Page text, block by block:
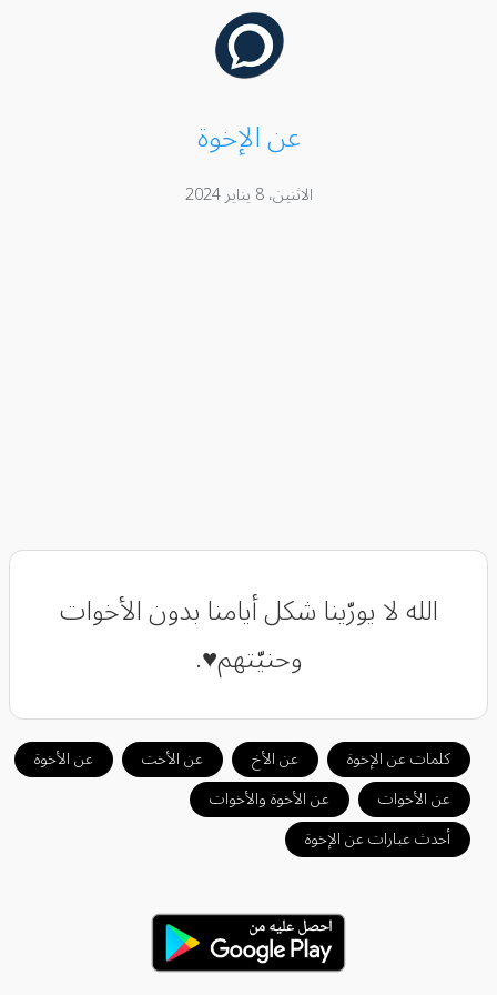
عن الإخوة
الاثنين، 8 يناير 2024
‏الله لا يورّينا شكل أيامنا بدون الأخوات
وحنيّتهم♥️.
كلمات عن الإخوة عن الأخ عن الأخت
عن الأخوة
عن الأخوات
عن الأخوة والأخوات
أحدث عبارات عن الإخوة